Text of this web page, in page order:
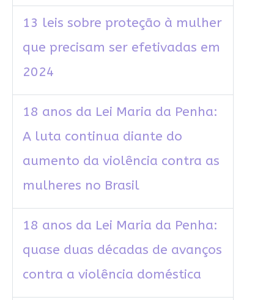
13 leis sobre proteção à mulher
que precisam ser efetivadas em
2024
18 anos da Lei Maria da Penha:
A luta continua diante do
aumento da violência contra as
mulheres no Brasil
18 anos da Lei Maria da Penha:
quase duas décadas de avanços
contra a violência doméstica